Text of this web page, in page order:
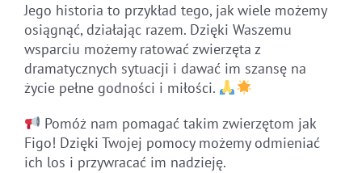
Jego historia to przykład tego, jak wiele możemy
osiągnąć, działając razem. Dzięki Waszemu
wsparciu możemy ratować zwierzęta z
dramatycznych sytuacji i dawać im szansę na
życie pełne godności i miłości.
Pomóż nam pomagać takim zwierzętom jak
Figo! Dzięki Twojej pomocy możemy odmieniać
ich los i przywracać im nadzieję.